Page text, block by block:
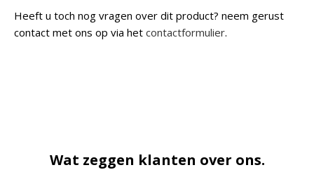
Heeft u toch nog vragen over dit product? neem gerust
contact met ons op via het contactformulier.
Wat zeggen klanten over ons.